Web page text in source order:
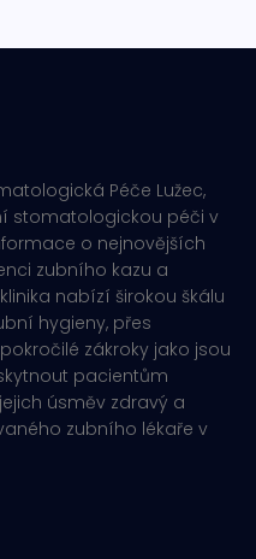
Péče Lužec,
stomatologickou péči v
o nejnovějších
zubního kazu a
nabízí širokou škálu
hygieny, přes
zákroky jako jsou
pacientům
úsměv zdravý a
zubního lékaře v